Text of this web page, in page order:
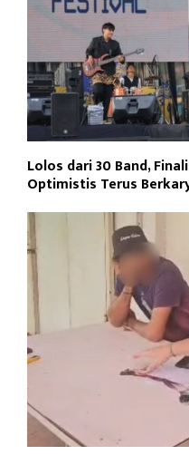
Lolos dari 30 Band,
Optimistis Terus